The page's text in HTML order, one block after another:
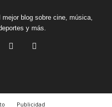
blog sobre cine, música,
y más.
Publicidad